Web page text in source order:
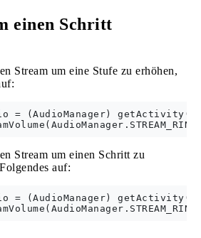
einen Schritt
Stream um eine Stufe zu erhöhen,
= (AudioManager)
Stream um einen Schritt zu
auf:
= (AudioManager)